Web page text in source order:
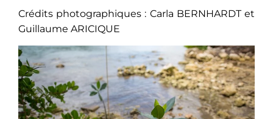
Crédits photographiques : Carla BERNHARDT et
Guillaume ARICIQUE